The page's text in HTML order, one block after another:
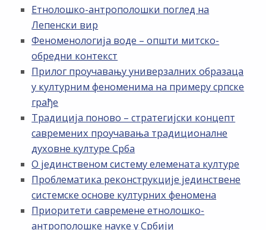
Етнолошко-антрополошки поглед на
Лепенски вир
Феноменологија воде – општи митско-
обредни контекст
Прилог проучавању универзалних образаца
у културним феноменима на примеру српске
грађе
Традиција поново – стратегијски концепт
савремених проучавања традиционалне
духовне културе Срба
О јединственом систему елемената културе
Проблематика реконструкције јединствене
системске основе културних феномена
Приоритети савремене етнолошко-
антрополошке науке у Србији